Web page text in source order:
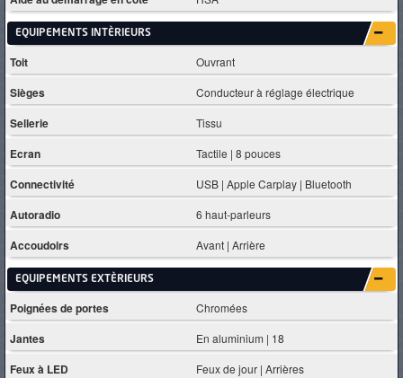
EQUIPEMENTS INTÈRIEURS
Toit Ouvrant
Sièges Conducteur à réglage électrique
Sellerie Tissu
Ecran Tactile | 8 pouces
Connectivité USB | Apple Carplay | Bluetooth
Autoradio 6 haut-parleurs
Accoudoirs Avant | Arrière
EQUIPEMENTS EXTÈRIEURS
Poignées de portes Chromées
Jantes En aluminium | 18
Feux à LED Feux de jour | Arrières